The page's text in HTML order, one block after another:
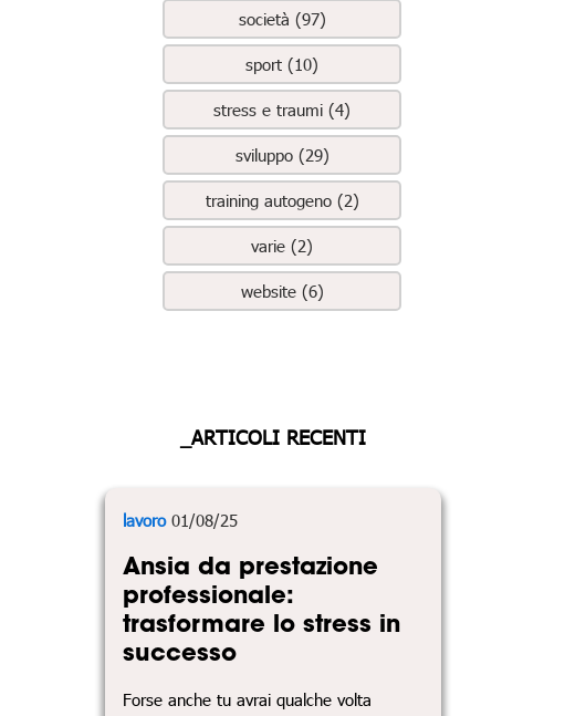
società (97)
sport (10)
stress e traumi (4)
sviluppo (29)
training autogeno (2)
varie (2)
website (6)
_ARTICOLI RECENTI
lavoro01/08/25
Ansia da prestazione
professionale:
trasformare lo stress in
successo
Forse anche tu avrai qualche volta